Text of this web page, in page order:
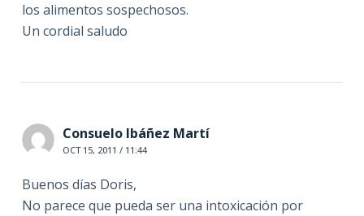
los alimentos sospechosos.
Un cordial saludo
Consuelo Ibáñez Martí
OCT 15, 2011 / 11:44
Buenos días Doris,
No parece que pueda ser una intoxicación por